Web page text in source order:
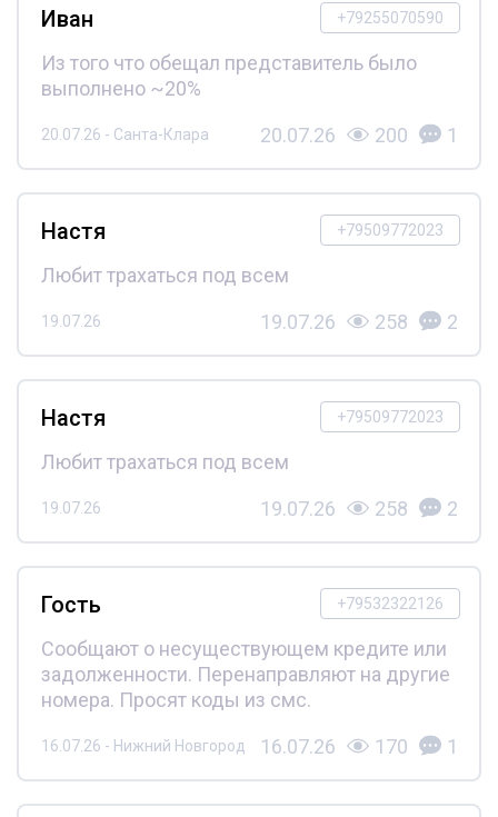
+79255070590
Иван
Из того что обещал представитель было
выполнено ~20%
20.07.26 - Санта-Клара 20.07.26 200 1
+79509772023
Настя
Любит трахаться под всем
19.07.26 19.07.26 258 2
+79509772023
Настя
Любит трахаться под всем
19.07.26 19.07.26 258 2
+79532322126
Гость
Сообщают о несуществующем кредите или
задолженности. Перенаправляют на другие
номера. Просят коды из смс.
16.07.26 - Нижний Новгород 16.07.26 170 1